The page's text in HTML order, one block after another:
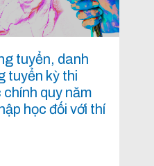
tuyển, danh
tuyển kỳ thi
quy năm
học đối với thí